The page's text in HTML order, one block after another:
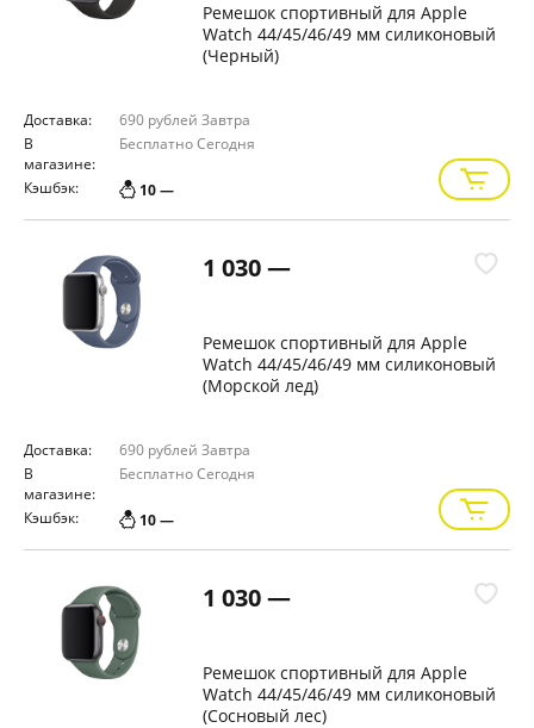
Ремешок спортивный для Apple
Watch 44/45/46/49 мм силиконовый
(Черный)
Доставка: 690 рублей Завтра
В
магазине:
БесплатноСегодня
Кэшбэк: 10 —
1 030 —
Ремешок спортивный для Apple
Watch 44/45/46/49 мм силиконовый
(Морской лед)
Доставка: 690 рублей Завтра
В
магазине:
БесплатноСегодня
Кэшбэк: 10 —
1 030 —
Ремешок спортивный для Apple
Watch 44/45/46/49 мм силиконовый
(Сосновый лес)